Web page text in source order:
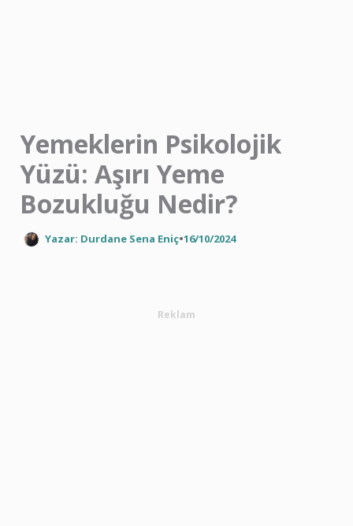
Yemeklerin Psikolojik
Yüzü: Aşırı Yeme
Bozukluğu Nedir?
Yazar: Durdane Sena Eniç•16/10/2024
Reklam